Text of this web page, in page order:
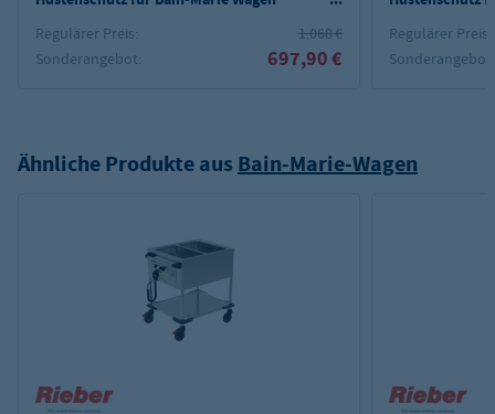
abnehmbarer Wanne
Regulärer Preis:
1.068 €
Sonderangebot:
697,90 €
abnehmbarer
Regulärer Preis:
Sonderangebot:
Ähnliche Produkte aus Bain-Marie-Wagen